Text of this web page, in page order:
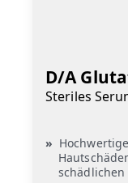
D/A
Steriles